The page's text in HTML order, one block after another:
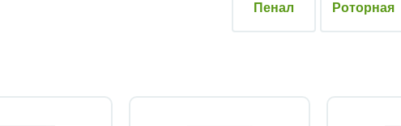
Пенал Роторная